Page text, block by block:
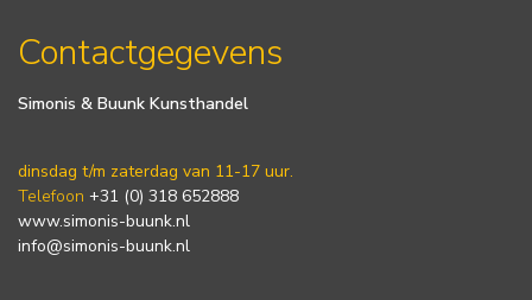
Contactgegevens
Simonis & Buunk Kunsthandel
dinsdag t/m zaterdag van 11-17 uur.
Telefoon +31 (0) 318 652888
www.simonis-buunk.nl
info@simonis-buunk.nl